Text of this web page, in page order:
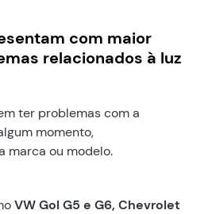
com maior
relacionados à luz
ter problemas com a
momento,
marca ou modelo.
VW Gol G5 e G6, Chevrolet